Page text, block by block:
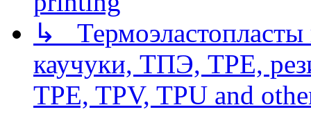
↳
каучуки, ТПЭ, TPE,
TPE, TPV, TPU and